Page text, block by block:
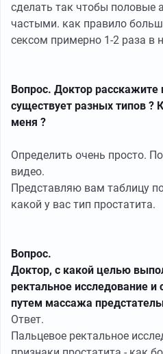
сделать так чтобы половые
частыми. как правило
сексом примерно 1-2 раза в
Вопрос. Доктор расскажите
существует разных типов ?
меня ?
Определить очень просто.
видео.
Представляю вам таблицу
какой у вас тип простатита.
Вопрос.
Доктор, с какой целью
ректальное исследование и
путем массажа
Ответ.
Пальцевое ректальное